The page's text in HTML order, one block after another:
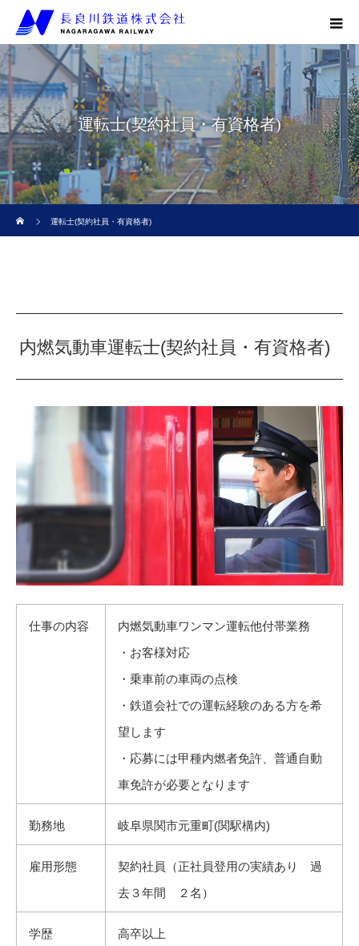
運転士(契約社員・有資格者)
運転士(契約社員・有資格者)
内燃気動車運転士(契約社員・有資格者)
仕事の内容
内燃気動車ワンマン運転他付帯業務
・お客様対応
・乗車前の車両の点検
・鉄道会社での運転経験のある方を希
望します
・応募には甲種内燃者免許、普通自動
車免許が必要となります
勤務地 岐阜県関市元重町(関駅構内)
雇用形態
契約社員（正社員登用の実績あり 過
去３年間 ２名）
学歴 高卒以上